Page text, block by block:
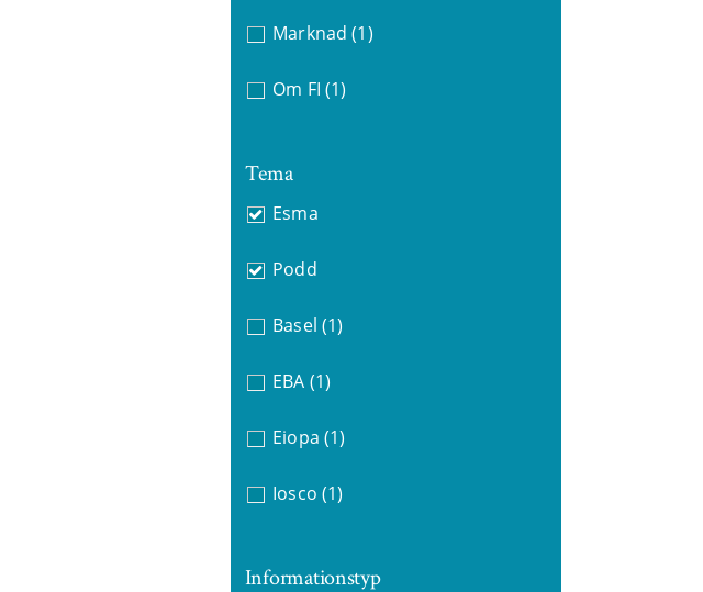
Marknad (1)
Om FI (1)
Tema
Esma
Podd
Basel (1)
EBA (1)
Eiopa (1)
Iosco (1)
Informationstyp